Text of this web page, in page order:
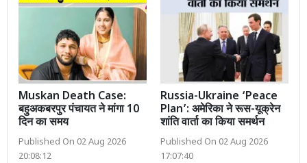
Muskan Death Case:
बहुअकबरपुर पंचायत ने मांगा 10
दिन का समय
Published On 02 Aug 2026
20:08:12
Russia-Ukraine ‘Peace
Plan’: अमेरिका ने रूस-यूक्रेन
शांति वार्ता का किया समर्थन
Published On 02 Aug 2026
17:07:40